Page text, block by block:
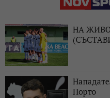
НА ЖИВО:
Порто